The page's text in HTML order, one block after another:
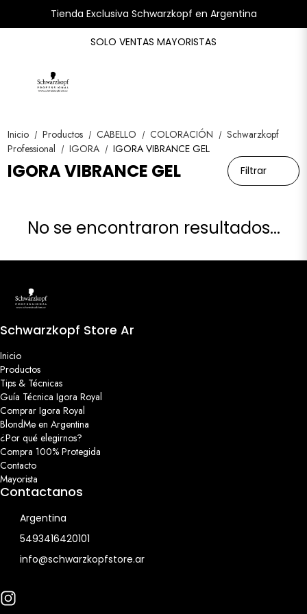
Tienda Exclusiva Schwarzkopf en Argentina
SOLO VENTAS MAYORISTAS
Inicio / Productos / CABELLO / COLORACIÓN / Schwarzkopf
Professional
/ IGORA / IGORA VIBRANCE GEL
IGORA VIBRANCE GEL Filtrar
No se encontraron resultados...
Schwarzkopf Store Ar
Inicio
Productos
Tips & Técnicas
Guía Técnica Igora Royal
Comprar Igora Royal
BlondMe en Argentina
¿Por qué elegirnos?
Compra 100% Protegida
Contacto
Mayorista
Contactanos
Argentina
5493416420101
info@schwarzkopfstore.ar